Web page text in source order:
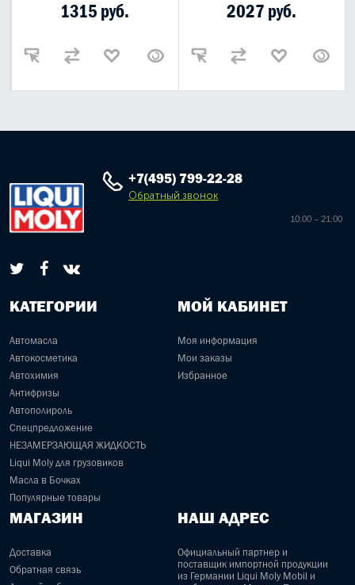
1315 руб. 2027 руб.
+7(495) 799-22-28
Обратный звонок
10:00 – 21:00
КАТЕГОРИИ
Автомасла
Автокосметика
Автохимия
Антифризы
Автополироль
Спецпредложение
НЕЗАМЕРЗАЮЩАЯ ЖИДКОСТЬ
Liqui Moly для грузовиков
Масла в Бочках
Популярные товары
МОЙ КАБИНЕТ
Моя информация
Мои заказы
Избранное
МАГАЗИН
Доставка
Обратная связь
НАШ АДРЕС
Официальный партнер и
поставщик импортной продукции
из Германии Liqui Moly Mobil и